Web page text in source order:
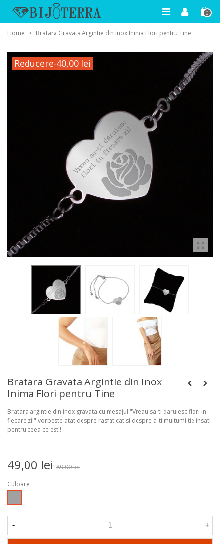
0
Home > Bratara Gravata Argintie din Inox Inima Flori pentru Tine
Reducere-40,00 lei
Bratara Gravata Argintie din Inox
Inima Flori pentru Tine
Bratara argintie din inox gravata cu mesajul "Vreau sa-ti daruiesc flori in
fiecare zi!" vorbeste atat despre rasfat cat si despre a-ti multumi tie insati
pentru ceea ce esti!
49,00 lei 89,00 lei
Culoare
- +